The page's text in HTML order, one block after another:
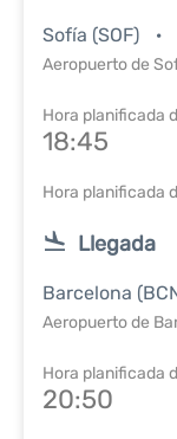
Sofía (SOF)
Aeropuerto de
Hora planificada
18:45
Hora planificada
Llegada
Barcelona
Aeropuerto de
Hora planificada
20:50